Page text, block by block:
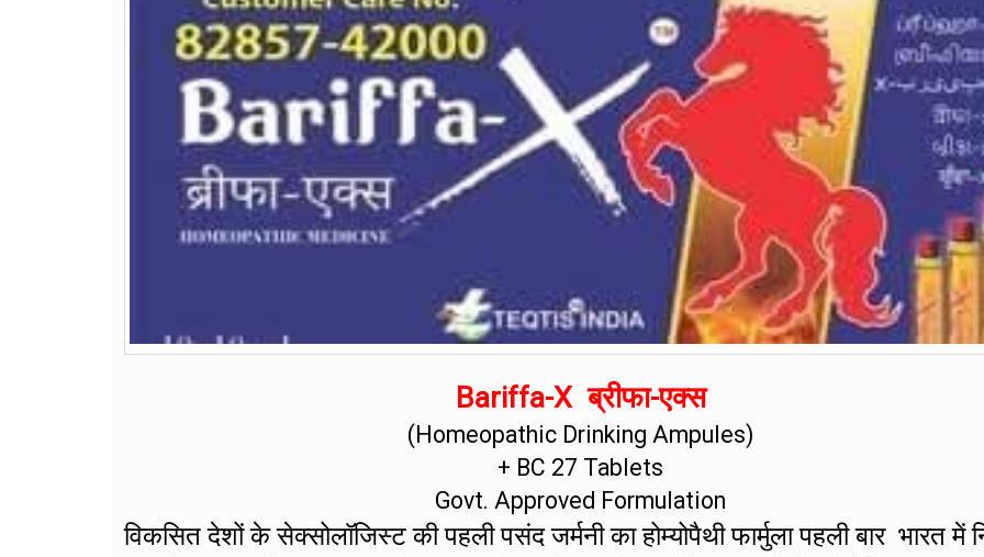
Bariffa-X ब्रीफा-एक्स
(Homeopathic Drinking Ampules)
+ BC 27 Tablets
Govt. Approved Formulation
विकसित देशों के सेक्सोलॉजिस्ट की पहली पसंद जर्मनी का होम्योपैथी फार्मुला पहली बार भारत में